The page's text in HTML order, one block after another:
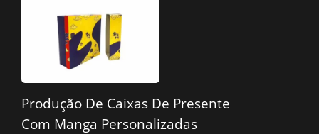
Produção De Caixas De Presente
Com Manga Personalizadas